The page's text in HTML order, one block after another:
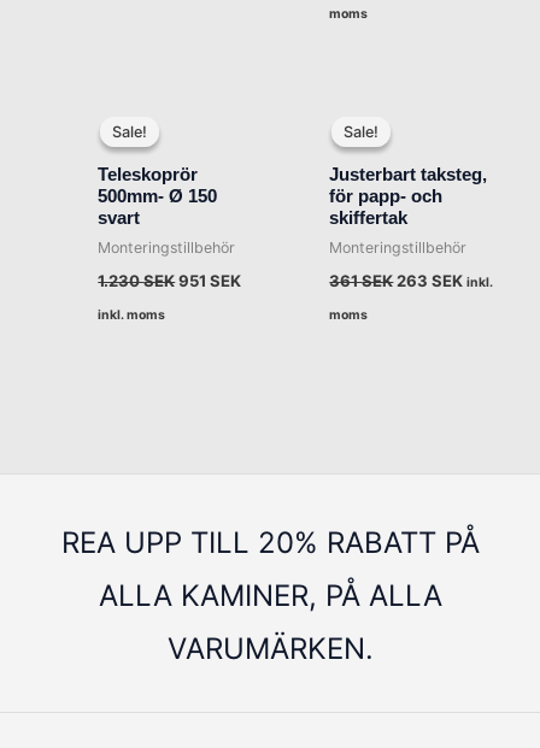
moms
Sale!
Sale!
Teleskoprör
500mm- Ø 150
svart
Monteringstillbehör
1.230SEK
var:
1.230 SEK.
951SEK
inkl. moms
Sale!
Sale!
Justerbart taksteg,
för papp- och
skiffertak
Monteringstillbehör
361SEK
361 SEK.
263SEK
263 SEK.
inkl.
moms
REA UPP TILL 20% RABATT PÅ
ALLA KAMINER, PÅ ALLA
VARUMÄRKEN.